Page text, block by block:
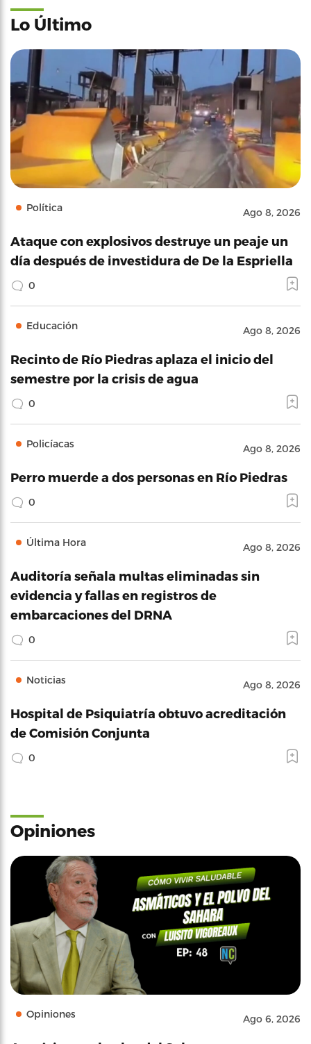
Lo Último
Política Ago 8, 2026
Ataque con explosivos destruye un peaje un
día después de investidura de De la Espriella
0
Educación Ago 8, 2026
Recinto de Río Piedras aplaza el inicio del
semestre por la crisis de agua
0
Policíacas Ago 8, 2026
Perro muerde a dos personas en Río Piedras
0
Última Hora Ago 8, 2026
Auditoría señala multas eliminadas sin
evidencia y fallas en registros de
embarcaciones del DRNA
0
Noticias Ago 8, 2026
Hospital de Psiquiatría obtuvo acreditación
de Comisión Conjunta
0
Opiniones
Opiniones Ago 6, 2026